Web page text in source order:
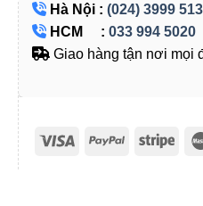
Hà Nội : (024) 3999
HCM : 033 994 5020
Giao hàng tận nơi mọi